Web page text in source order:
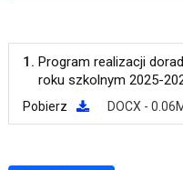
1. Program realizacji
roku szkolnym 2025-
Pobierz DOCX -